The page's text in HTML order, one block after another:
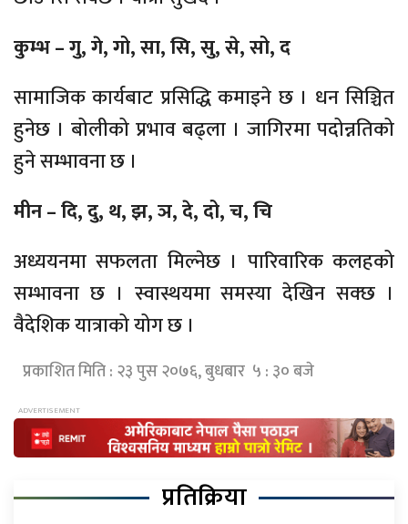
कुम्भ – गु, गे, गो, सा, सि, सु, से, सो, द
सामाजिक कार्यबाट प्रसिद्धि कमाइने छ । धन सिञ्चित
हुनेछ । बोलीको प्रभाव बढ्ला । जागिरमा पदोन्नतिको
हुने सम्भावना छ ।
मीन – दि, दु, थ, झ, ञ, दे, दो, च, चि
अध्ययनमा सफलता मिल्नेछ । पारिवारिक कलहको
सम्भावना छ । स्वास्थयमा समस्या देखिन सक्छ ।
वैदेशिक यात्राको योग छ ।
प्रकाशित मिति : २३ पुस २०७६, बुधबार ५ : ३० बजे
प्रतिक्रिया